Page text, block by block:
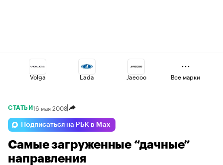
Volga Lada Jaecoo
Haval Changan
Geely Esteo Omoda
Все марки
СТАТЬИ16 мая 2008
Подписаться на РБК в Max
Самые загруженные “дачные”
направления